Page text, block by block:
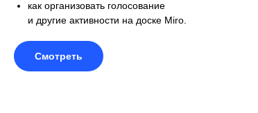
как организовать голосование
и другие активности на доске Miro.
Смотреть